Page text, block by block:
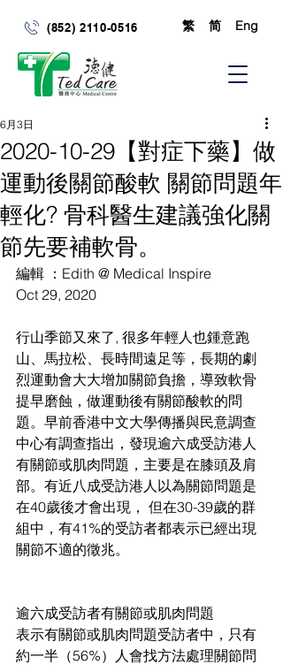
(852) 2110-0516 繁 简 Eng
2020-10-29【對症下藥】做
運動後關節酸軟 關節問題年
輕化? 骨科醫生建議強化關
節先要補軟骨。
6月3日
編輯 ：Edith @ Medical Inspire
Oct 29, 2020
行山季節又來了, 很多年輕人也鍾意跑
山、馬拉松、長時間遠足等，長期的劇
烈運動會大大增加關節負擔，導致軟骨
提早磨蝕，做運動後有關節酸軟的問
題。早前香港中文大學傳播與民意調查
中心有調查指出，發現逾六成受訪港人
有關節或肌肉問題，主要是在膝頭及肩
部。有近八成受訪港人以為關節問題是
在40歲後才會出現， 但在30-39歲的群
組中，有41%的受訪者都表示已經出現
關節不適的徵兆。
逾六成受訪者有關節或肌肉問題
表示有關節或肌肉問題受訪者中，只有
約一半（56%）人會找方法處理關節問